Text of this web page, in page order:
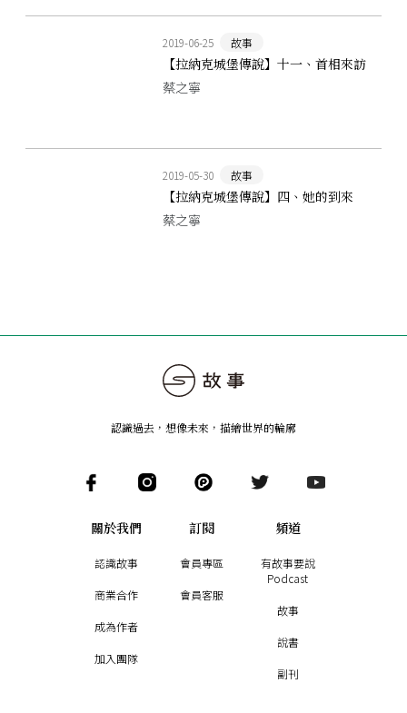
2019-06-25 故事
【拉納克城堡傳說】十一、首相來訪
蔡之寧
2019-05-30 故事
【拉納克城堡傳說】四、她的到來
蔡之寧
認識過去，想像未來 ， 描繪世界的輪廓
關於我們
認識故事
商業合作
成為作者
加入團隊
訂閱
會員專區
會員客服
頻道
有故事要說
Podcast
故事
說書
副刊